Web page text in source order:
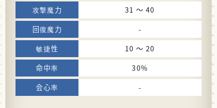
31 〜 40
-
10 〜 20
30%
-